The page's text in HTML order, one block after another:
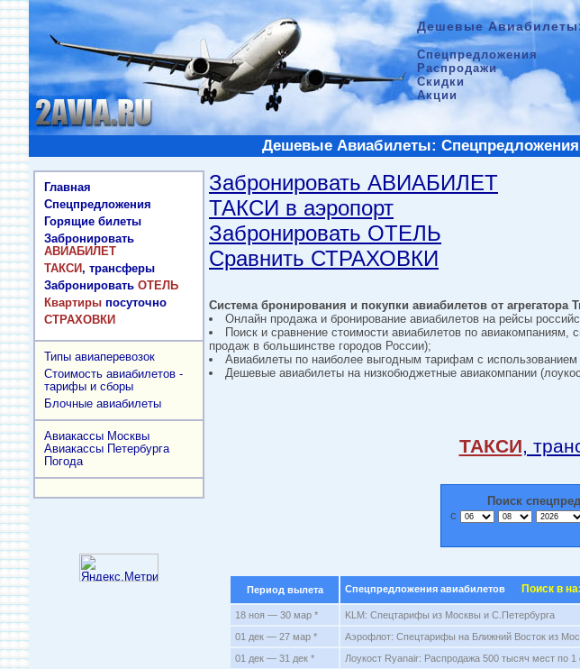
Дешевые
Спецпредложения
Распродажи
Скидки
Акции
Дешевые Авиабилеты:
Главная
Спецпредложения
Горящие билеты
Забронировать
АВИАБИЛЕТ
ТАКСИ, трансферы
Забронировать ОТЕЛЬ
Квартиры посуточно
СТРАХОВКИ
Типы авиаперевозок
Стоимость авиабилетов -
тарифы и сборы
Блочные авиабилеты
Авиакассы Москвы
Авиакассы Петербурга
Погода
Забронировать АВИАБИЛЕТ
ТАКСИ в аэропорт
Забронировать ОТЕЛЬ
Сравнить СТРАХОВКИ
Система бронирования и покупки авиабилетов от агрегатора
Онлайн продажа и бронирование авиабилетов на рейсы
Поиск и сравнение стоимости авиабилетов по
продаж в большинстве городов России);
Авиабилеты по наиболее выгодным тарифам с использованием
Дешевые авиабилеты на низкобюджетные авиакомпании
ТАКСИ,
Поиск
с
Период вылета Спецпредложения авиабилетов Поиск в
18 ноя — 30 мар * KLM: Спецтарифы из Москвы и С.Петербурга
01 дек — 27 мар *
Аэрофлот: Спецтарифы на Ближний Восток из
01 дек — 31 дек *
Лоукост Ryanair: Распродажа 500 тысяч мест по